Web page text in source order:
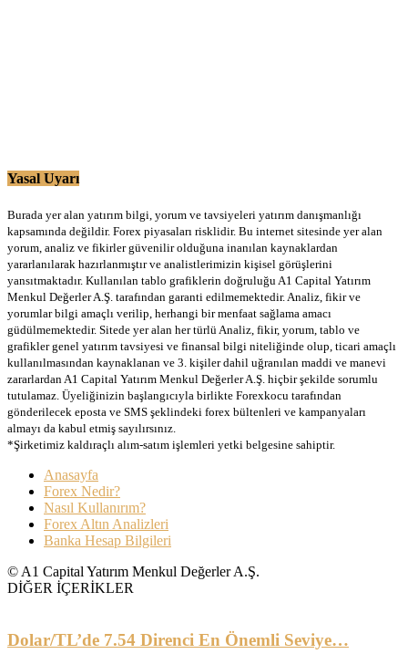
Yasal Uyarı
Burada yer alan yatırım bilgi, yorum ve tavsiyeleri yatırım danışmanlığı
kapsamında değildir. Forex piyasaları risklidir. Bu internet sitesinde yer alan
yorum, analiz ve fikirler güvenilir olduğuna inanılan kaynaklardan
yararlanılarak hazırlanmıştır ve analistlerimizin kişisel görüşlerini
yansıtmaktadır. Kullanılan tablo grafiklerin doğruluğu A1 Capital Yatırım
Menkul Değerler A.Ş. tarafından garanti edilmemektedir. Analiz, fikir ve
yorumlar bilgi amaçlı verilip, herhangi bir menfaat sağlama amacı
güdülmemektedir. Sitede yer alan her türlü Analiz, fikir, yorum, tablo ve
grafikler genel yatırım tavsiyesi ve finansal bilgi niteliğinde olup, ticari amaçlı
kullanılmasından kaynaklanan ve 3. kişiler dahil uğranılan maddi ve manevi
zararlardan A1 Capital Yatırım Menkul Değerler A.Ş. hiçbir şekilde sorumlu
tutulamaz. Üyeliğinizin başlangıcıyla birlikte Forexkocu tarafından
gönderilecek eposta ve SMS şeklindeki forex bültenleri ve kampanyaları
almayı da kabul etmiş sayılırsınız.
*Şirketimiz kaldıraçlı alım-satım işlemleri yetki belgesine sahiptir.
Anasayfa
Forex Nedir?
Nasıl Kullanırım?
Forex Altın Analizleri
Banka Hesap Bilgileri
© A1 Capital Yatırım Menkul Değerler A.Ş.
DİĞER İÇERİKLER
Dolar/TL’de 7.54 Direnci En Önemli Seviye…